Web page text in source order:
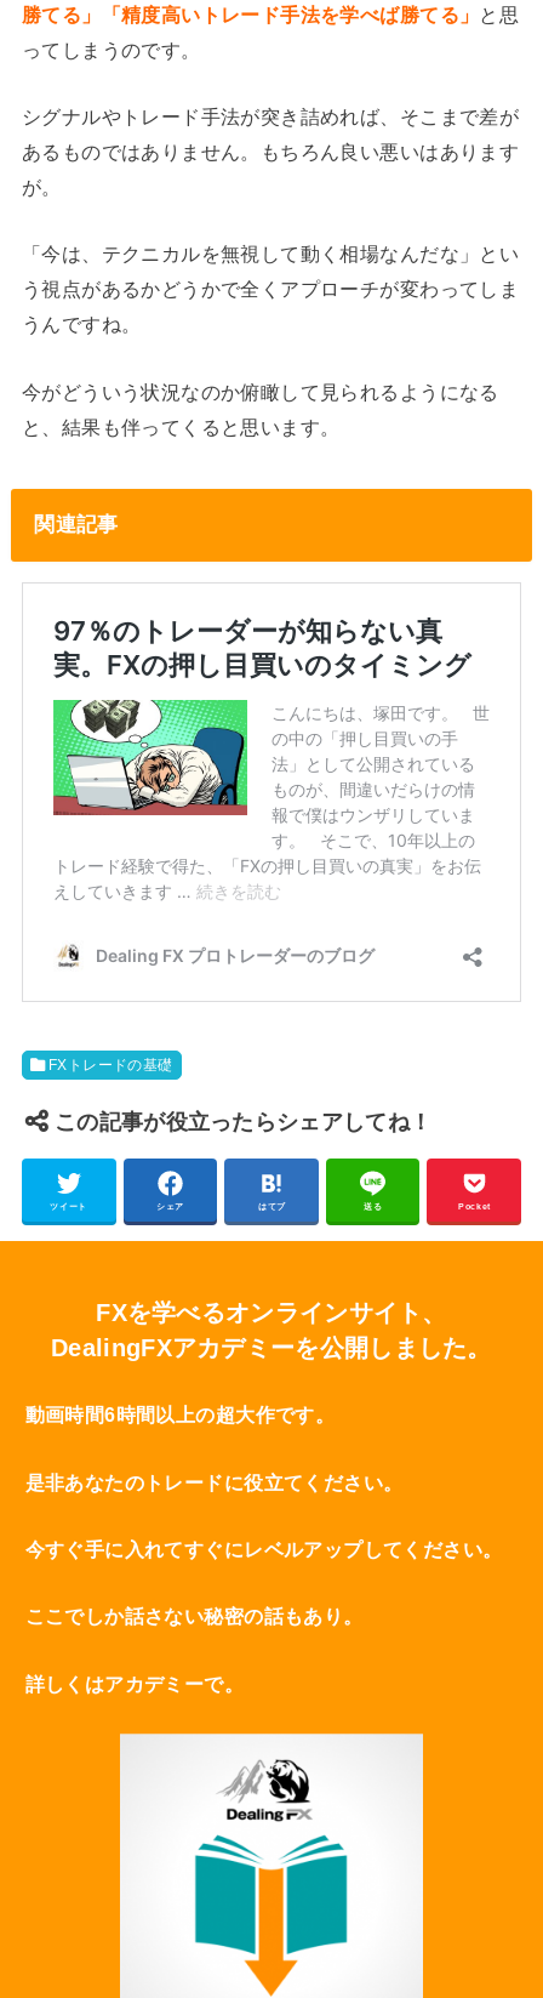
勝てる」「精度高いトレード手法を学べば勝てる」
と思
ってしまうのです。
シグナルやトレード手法が突き詰めれば、そこまで差が
あるものではありません。もちろん良い悪いはあります
が。
「今は、テクニカルを無視して動く相場なんだな」とい
う視点があるかどうかで全くアプローチが変わってしま
うんですね。
今がどういう状況なのか俯瞰して見られるようになる
と、結果も伴ってくると思います。
関連記事
FXトレードの基礎
この記事が役立ったらシェアしてね！
ツイート シェア はてブ 送る Pocket
FXを学べるオンラインサイト、
DealingFXアカデミーを公開しました。
動画時間6時間以上の超大作です。
是非あなたのトレードに役立てください。
今すぐ手に入れてすぐにレベルアップしてください。
ここでしか話さない秘密の話もあり。
詳しくはアカデミーで。